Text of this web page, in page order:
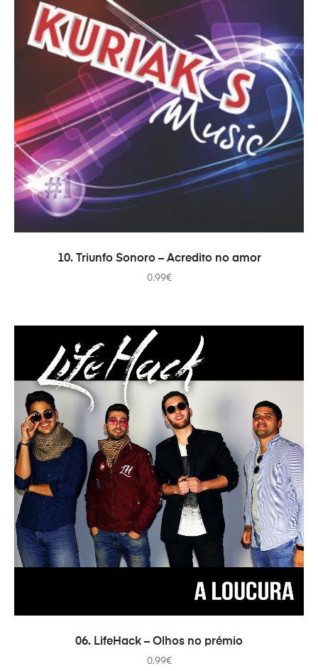
COMPRAR
10. Triunfo Sonoro – Acredito no amor
0.99€
COMPRAR
06. LifeHack – Olhos no prémio
0.99€